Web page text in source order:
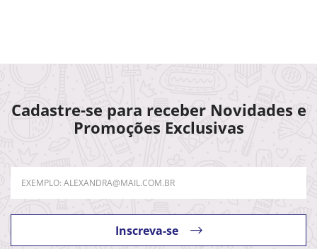
Cadastre-se para receber Novidades e
Promoções Exclusivas
Inscreva-se